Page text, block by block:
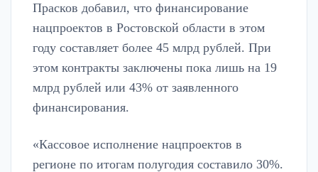
Прасков добавил, что финансирование
нацпроектов в Ростовской области в этом
году составляет более 45 млрд рублей. При
этом контракты заключены пока лишь на 19
млрд рублей или 43% от заявленного
финансирования.
«Кассовое исполнение нацпроектов в
регионе по итогам полугодия составило 30%.